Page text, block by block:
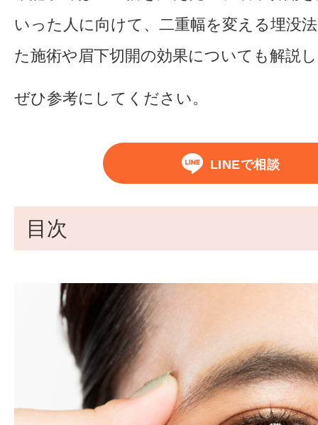
いった人に向けて、二重幅を変える埋没
た施術や眉下切開の効果についても解説
ぜひ参考にしてください。
LINEで相談
目次